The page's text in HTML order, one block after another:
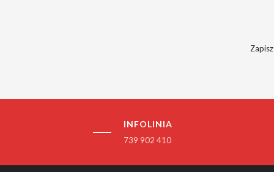
INFOLINIA
739 902 410